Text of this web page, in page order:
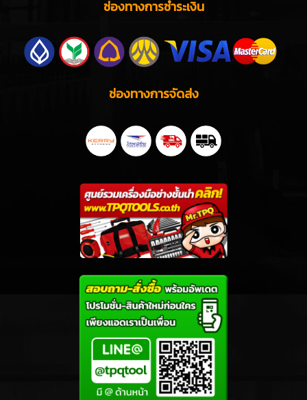
ช่องทางการชำระเงิน
ช่องทางการจัดส่ง